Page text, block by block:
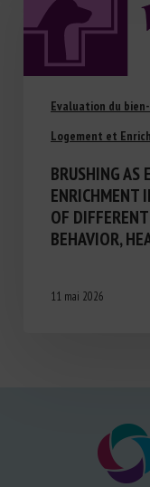
Evaluation du
Logement et
BRUSHING AS
ENRICHMENT
OF
BEHAVIOR,
11 mai 2026